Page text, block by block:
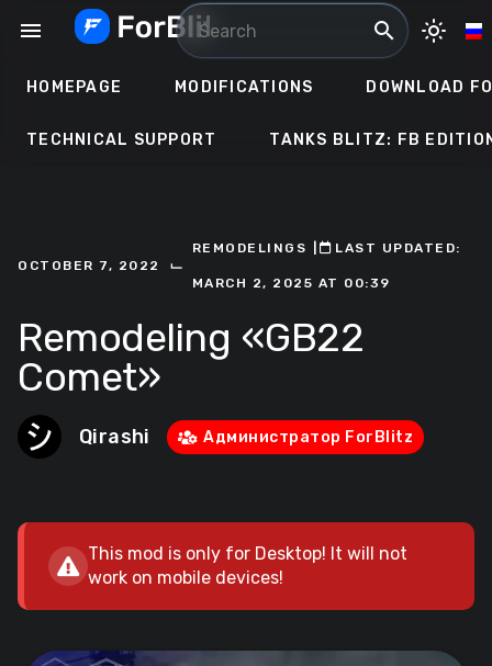
menu search light_mode
HOMEPAGE MODIFICATIONS DOWNLOAD
TECHNICAL SUPPORT TANKS BLITZ: FB
OCTOBER 7, 2022 ⌙
REMODELINGS ㅤLAST UPDATED:
MARCH 2, 2025 AT 00:39
Remodeling «GB22
Comet»
Qirashi Администратор ForBlitz
This mod is only for Desktop! It will not
work on mobile devices!